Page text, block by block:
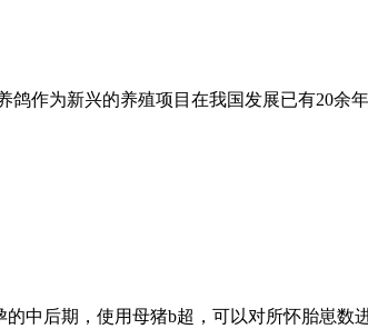
作为新兴的养殖项目在我国发展已有20余
中后期，使用母猪b超，可以对所怀胎崽